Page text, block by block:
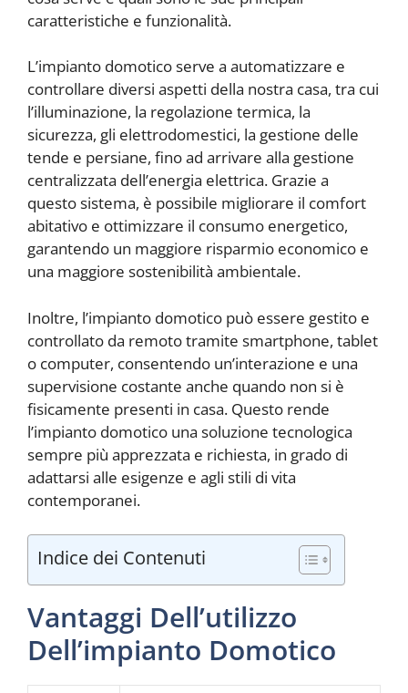
caratteristiche e funzionalità.
L’impianto domotico serve a automatizzare e
controllare diversi aspetti della nostra casa, tra cui
l’illuminazione, la regolazione termica, la
sicurezza, gli elettrodomestici, la gestione delle
tende e persiane, fino ad arrivare alla gestione
centralizzata dell’energia elettrica. Grazie a
questo sistema, è possibile migliorare il comfort
abitativo e ottimizzare il consumo energetico,
garantendo un maggiore risparmio economico e
una maggiore sostenibilità ambientale.
Inoltre, l’impianto domotico può essere gestito e
controllato da remoto tramite smartphone, tablet
o computer, consentendo un’interazione e una
supervisione costante anche quando non si è
fisicamente presenti in casa. Questo rende
l’impianto domotico una soluzione tecnologica
sempre più apprezzata e richiesta, in grado di
adattarsi alle esigenze e agli stili di vita
contemporanei.
Indice dei Contenuti
Vantaggi Dell’utilizzo
Dell’impianto Domotico